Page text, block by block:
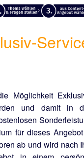
Möglichkeit
und damit in
für dieses
ab und wird nach